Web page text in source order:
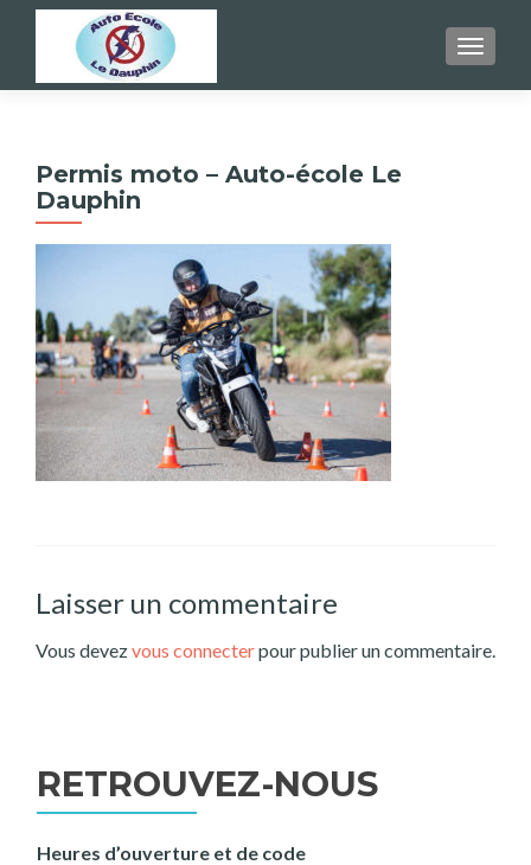
Permis moto – Auto-école Le
Dauphin
Laisser un commentaire
Vous devezvous connecterpour publier un commentaire.
RETROUVEZ-NOUS
Heures d’ouverture et de code